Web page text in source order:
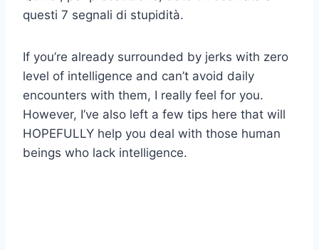
questi 7 segnali di stupidità.
If you’re already surrounded by jerks with zero
level of intelligence and can’t avoid daily
encounters with them, I really feel for you.
However, I’ve also left a few tips here that will
HOPEFULLY help you deal with those human
beings who lack intelligence.